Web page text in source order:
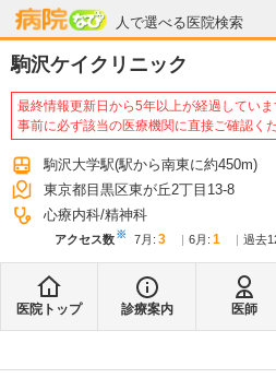
人で選べる医院検索
病院なび
駒沢ケイクリニック
最終情報更新日から5年以上が経過していま
事前に必ず該当の医療機関に直接ご確認くだ
駒沢大学駅(駅から南東に約450m)
東京都目黒区東が丘2丁目13-8
心療内科 精神科
アクセス数※ 7月 : 3 6月 : 1 過去
医院トップ 診療案内 医師